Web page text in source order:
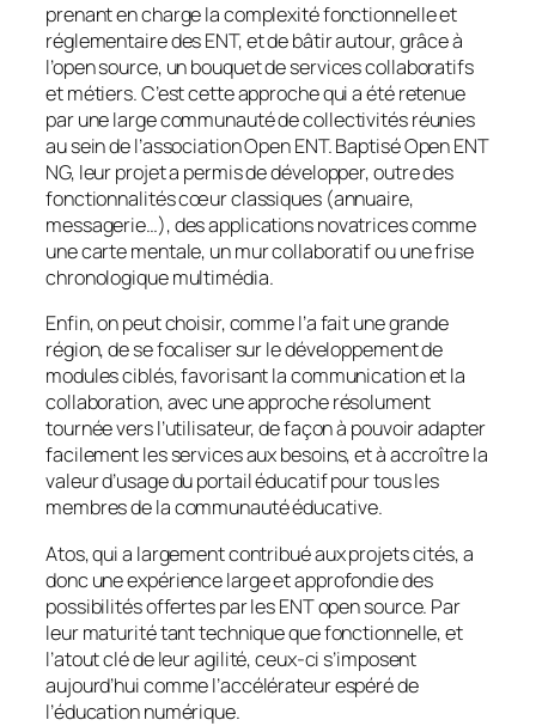
prenant en charge la complexité fonctionnelle et
réglementaire des ENT, et de bâtir autour, grâce à
l’open source, un bouquet de services collaboratifs
et métiers. C’est cette approche qui a été retenue
par une large communauté de collectivités réunies
au sein de l’association Open ENT. Baptisé Open ENT
NG, leur projet a permis de développer, outre des
fonctionnalités cœur classiques (annuaire,
messagerie…), des applications novatrices comme
une carte mentale, un mur collaboratif ou une frise
chronologique multimédia.
Enfin, on peut choisir, comme l’a fait une grande
région, de se focaliser sur le développement de
modules ciblés, favorisant la communication et la
collaboration, avec une approche résolument
tournée vers l’utilisateur, de façon à pouvoir adapter
facilement les services aux besoins, et à accroître la
valeur d’usage du portail éducatif pour tous les
membres de la communauté éducative.
Atos, qui a largement contribué aux projets cités, a
donc une expérience large et approfondie des
possibilités offertes par les ENT open source. Par
leur maturité tant technique que fonctionnelle, et
l’atout clé de leur agilité, ceux-ci s’imposent
aujourd’hui comme l’accélérateur espéré de
l’éducation numérique.